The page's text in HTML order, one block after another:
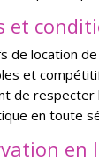
et
de location
et
de respecter
en toute
en